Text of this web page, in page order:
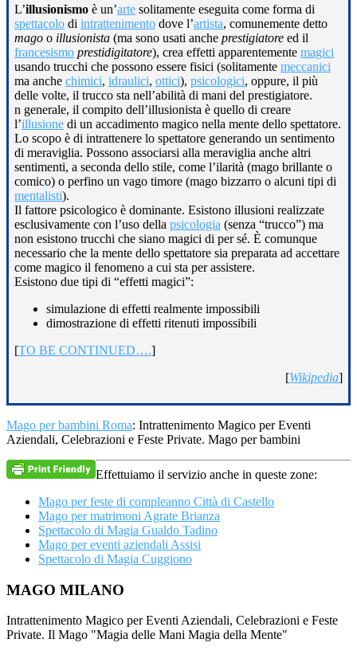
L’illusionismo è un’arte solitamente eseguita come forma di
spettacolo di intrattenimento dove l’artista, comunemente detto
mago o illusionista (ma sono usati anche prestigiatore ed il
francesismo prestidigitatore), crea effetti apparentemente magici
usando trucchi che possono essere fisici (solitamente meccanici
ma anche chimici, idraulici, ottici), psicologici, oppure, il più
delle volte, il trucco sta nell’abilità di mani del prestigiatore.
n generale, il compito dell’illusionista è quello di creare
l’illusione di un accadimento magico nella mente dello spettatore.
Lo scopo è di intrattenere lo spettatore generando un sentimento
di meraviglia. Possono associarsi alla meraviglia anche altri
sentimenti, a seconda dello stile, come l’ilarità (mago brillante o
comico) o perfino un vago timore (mago bizzarro o alcuni tipi di
mentalisti).
Il fattore psicologico è dominante. Esistono illusioni realizzate
esclusivamente con l’uso della psicologia (senza “trucco”) ma
non esistono trucchi che siano magici di per sé. È comunque
necessario che la mente dello spettatore sia preparata ad accettare
come magico il fenomeno a cui sta per assistere.
Esistono due tipi di “effetti magici”:
simulazione di effetti realmente impossibili
dimostrazione di effetti ritenuti impossibili
[TO BE CONTINUED….]
[Wikipedia]
Mago per bambini Roma: Intrattenimento Magico per Eventi
Aziendali, Celebrazioni e Feste Private. Mago per bambini
Effettuiamo il servizio anche in queste zone:
Mago per feste di compleanno Città di Castello
Mago per matrimoni Agrate Brianza
Spettacolo di Magia Gualdo Tadino
Mago per eventi aziendali Assisi
Spettacolo di Magia Cuggiono
Footer
MAGO MILANO
Intrattenimento Magico per Eventi Aziendali, Celebrazioni e Feste
Private. Il Mago "Magia delle Mani Magia della Mente"